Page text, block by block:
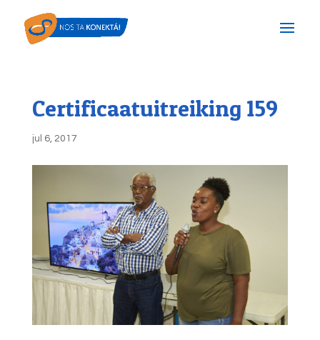
Certificaatuitreiking 159
jul 6, 2017